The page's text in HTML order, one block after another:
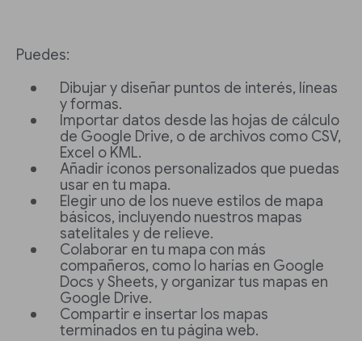
Puedes:
Dibujar y diseñar puntos de interés, líneas
y formas.
Importar datos desde las hojas de cálculo
de Google Drive, o de archivos como CSV,
Excel o KML.
Añadir íconos personalizados que puedas
usar en tu mapa.
Elegir uno de los nueve estilos de mapa
básicos, incluyendo nuestros mapas
satelitales y de relieve.
Colaborar en tu mapa con más
compañeros, como lo harías en Google
Docs y Sheets, y organizar tus mapas en
Google Drive.
Compartir e insertar los mapas
terminados en tu página web.